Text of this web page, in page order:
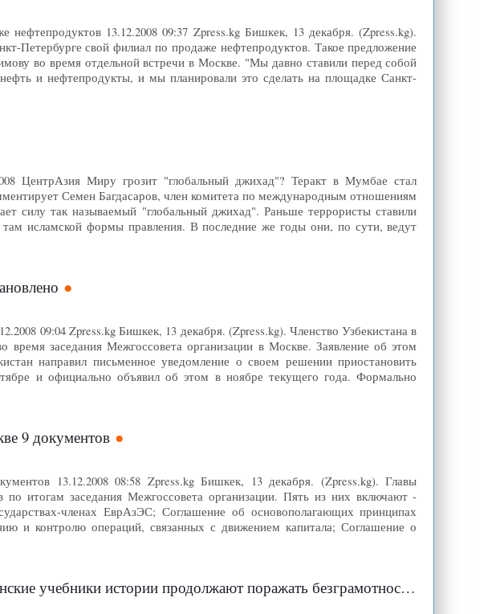
13.12.2008 09:37 Zpress.kg Бишкек, 13 декабря. (Zpress.kg).
Петербурге свой филиал по продаже нефтепродуктов. Такое предложение
во время отдельной встречи в Москве. "Мы давно ставили перед собой
и нефтепродукты, и мы планировали это сделать на площадке Санкт-
ЦентрАзия Миру грозит "глобальный джихад"? Теракт в Мумбае стал
Семен Багдасаров, член комитета по международным отношениям
силу так называемый "глобальный джихад". Раньше террористы ставили
там исламской формы правления. В последние же годы они, по сути, ведут
09:04 Zpress.kg Бишкек, 13 декабря. (Zpress.kg). Членство Узбекистана в
заседания Межгоссовета организации в Москве. Заявление об этом
направил письменное уведомление о своем решении приостановить
и официально объявил об этом в ноябре текущего года. Формально
9 документов
13.12.2008 08:58 Zpress.kg Бишкек, 13 декабря. (Zpress.kg). Главы
итогам заседания Межгоссовета организации. Пять из них включают -
членах ЕврАзЭС; Соглашение об основополагающих принципах
и контролю операций, связанных с движением капитала; Соглашение о
учебники истории продолжают поражать безграмотностью